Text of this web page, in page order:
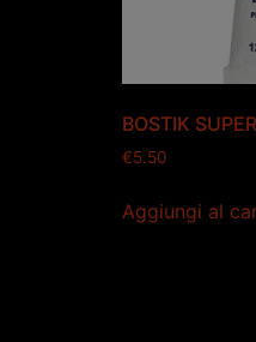
BOSTIK
€5.50
Aggiungi al